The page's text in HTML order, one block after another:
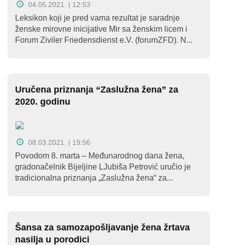
04.05.2021. | 12:53
Leksikon koji je pred vama rezultat je saradnje
ženske mirovne inicijative Mir sa ženskim licem i
Forum Ziviler Friedensdienst e.V. (forumZFD). N...
Uručena priznanja “Zaslužna žena” za
2020. godinu
08.03.2021. | 19:56
Povodom 8. marta – Međunarodnog dana žena,
gradonačelnik Bijeljine LJubiša Petrović uručio je
tradicionalna priznanja „Zaslužna žena“ za...
Šansa za samozapošljavanje žena žrtava
nasilja u porodici